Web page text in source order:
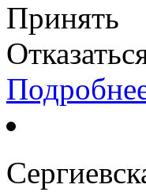
Принять